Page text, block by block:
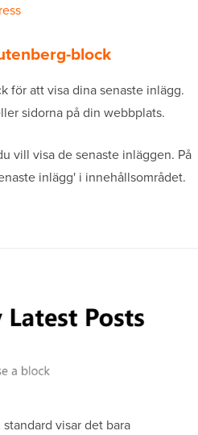
block
för att visa dina senaste inlägg.
sidorna på din webbplats.
vill visa de senaste inläggen. På
inlägg' i innehållsområdet.
visar det bara